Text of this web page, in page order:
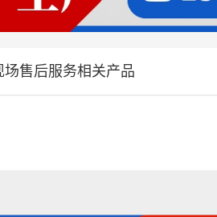
场售后服务相关产品